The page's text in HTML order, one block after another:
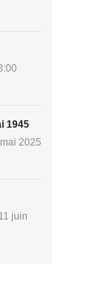
1945
2025
juin